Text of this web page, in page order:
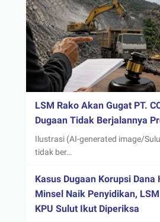
LSM Rako Akan Gugat PT.
Dugaan Tidak Berjalannya
Ilustrasi (AI-generated image/
tidak ber…
Kasus Dugaan Korupsi Dana
Minsel Naik Penyidikan,
KPU Sulut Ikut Diperiksa